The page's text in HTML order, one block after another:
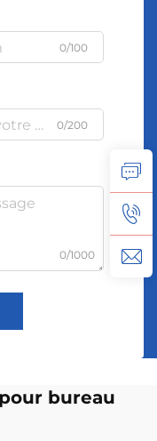
0/100
0/200
0/1000
bureau